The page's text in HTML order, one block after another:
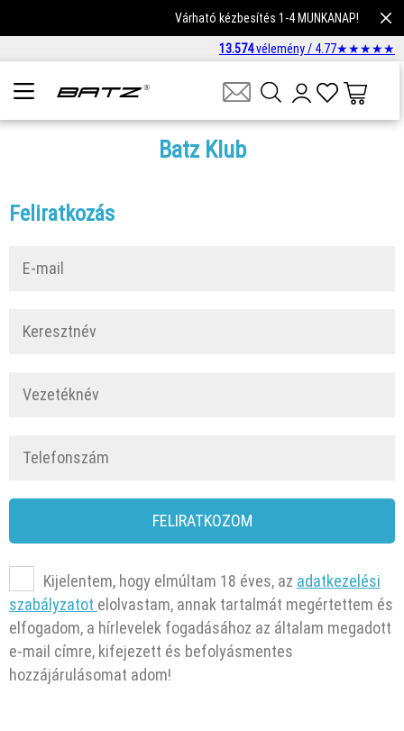
Várható kézbesítés 1-4 MUNKANAP!
13.574vélemény / 4.77★★★★★
Batz Klub
Feliratkozás
FELIRATKOZOM
Kijelentem, hogy elmúltam 18 éves, az adatkezelési
szabályzatot elolvastam, annak tartalmát megértettem és
elfogadom, a hírlevelek fogadásához az általam megadott
e-mail címre, kifejezett és befolyásmentes
hozzájárulásomat adom!